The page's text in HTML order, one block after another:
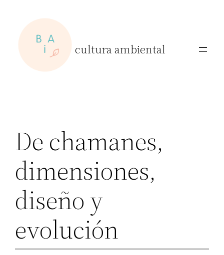
content
cultura ambiental
De chamanes,
dimensiones,
diseño y
evolución